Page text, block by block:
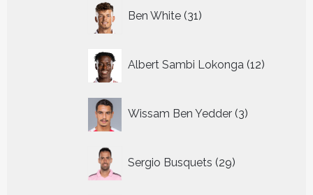
Ben White 31
producten
Albert Sambi Lokonga 12
Wissam Ben Yedder 3
producten
Sergio Busquets 29
producten